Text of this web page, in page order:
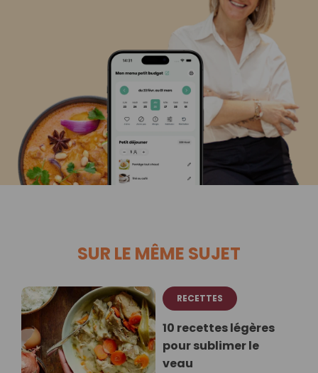
SUR LE MÊME SUJET
RECETTES
10 recettes légères
pour sublimer le
veau